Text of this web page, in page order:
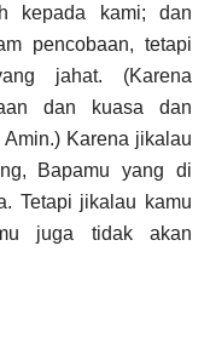
kepada kami; dan
pencobaan, tetapi
jahat. (Karena
dan kuasa dan
Karena jikalau
Bapamu yang di
Tetapi jikalau kamu
juga tidak akan